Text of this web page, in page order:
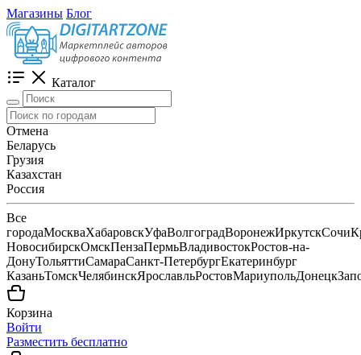
Магазины Блог
Каталог
Отмена
Беларусь
Грузия
Казахстан
Россия
Все
городаМоскваХабаровскУфаВолгоградВоронежИркутскСочи
НовосибирскОмскПензаПермьВладивостокРостов-на-
ДонуТольяттиСамараСанкт-ПетербургЕкатеринбург
КазаньТомскЧелябинскЯрославльРостовМариупольДонецк
Корзина
Войти
Разместить бесплатно